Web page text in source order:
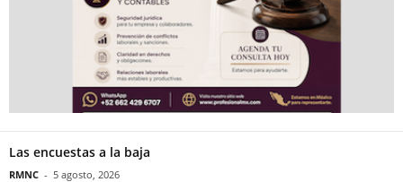
Las encuestas a la baja
RMNC - 5 agosto, 2026